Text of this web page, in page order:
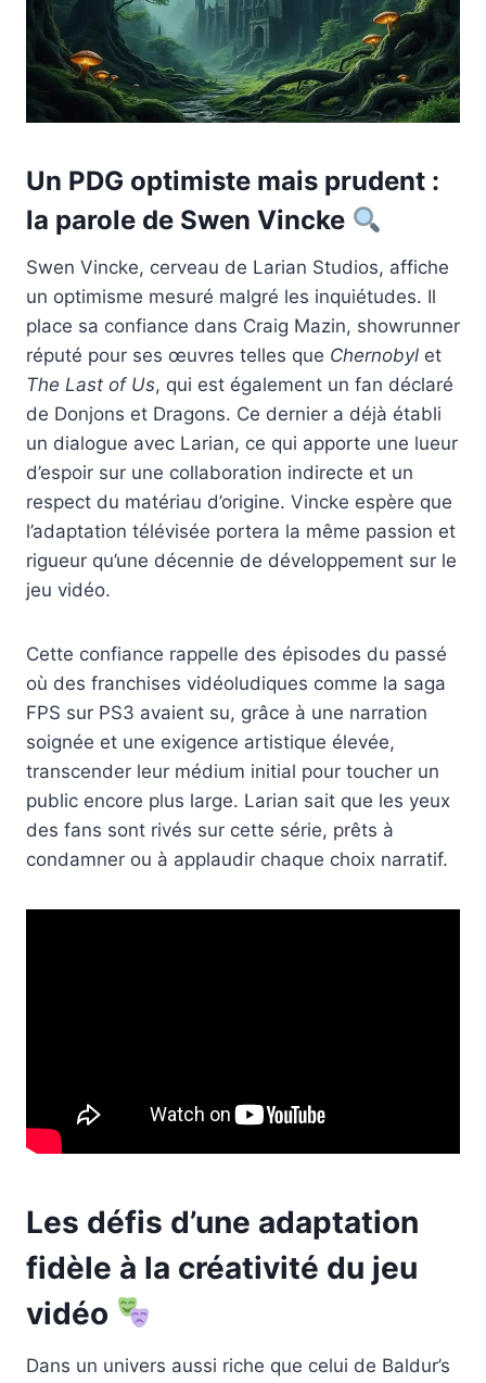
Un PDG optimiste mais prudent :
la parole de Swen Vincke
Swen Vincke, cerveau de Larian Studios, affiche
un optimisme mesuré malgré les inquiétudes. Il
place sa confiance dans Craig Mazin, showrunner
réputé pour ses œuvres telles que Chernobyl et
The Last of Us, qui est également un fan déclaré
de Donjons et Dragons. Ce dernier a déjà établi
un dialogue avec Larian, ce qui apporte une lueur
d’espoir sur une collaboration indirecte et un
respect du matériau d’origine. Vincke espère que
l’adaptation télévisée portera la même passion et
rigueur qu’une décennie de développement sur le
jeu vidéo.
Cette confiance rappelle des épisodes du passé
où des franchises vidéoludiques comme la saga
FPS sur PS3 avaient su, grâce à une narration
soignée et une exigence artistique élevée,
transcender leur médium initial pour toucher un
public encore plus large. Larian sait que les yeux
des fans sont rivés sur cette série, prêts à
condamner ou à applaudir chaque choix narratif.
Les défis d’une adaptation
fidèle à la créativité du jeu
vidéo
Dans un univers aussi riche que celui de Baldur’s